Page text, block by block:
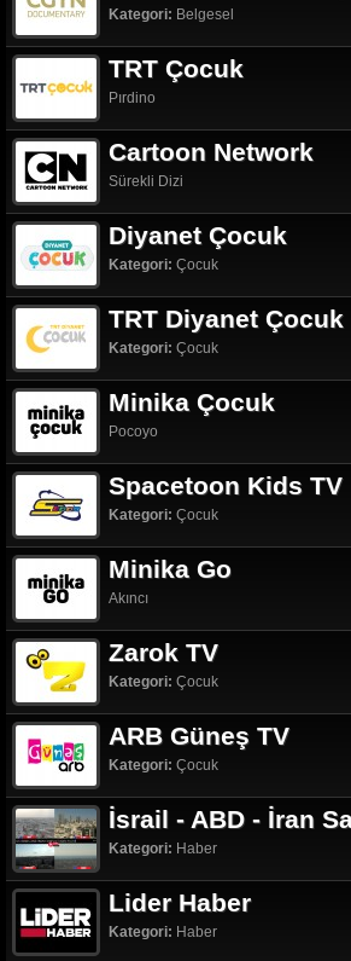
Kategori: Belgesel
TRT Çocuk
Pırdino
Cartoon Network
Sürekli Dizi
Diyanet Çocuk
Kategori: Çocuk
TRT Diyanet Çocuk
Kategori: Çocuk
Minika Çocuk
Pocoyo
Spacetoon Kids TV
Kategori: Çocuk
Minika Go
Akıncı
Zarok TV
Kategori: Çocuk
ARB Güneş TV
Kategori: Çocuk
İsrail - ABD - İran
Kategori: Haber
Lider Haber
Kategori: Haber